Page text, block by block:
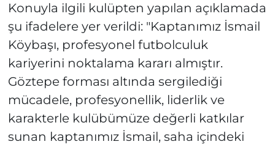
Konuyla ilgili kulüpten yapılan açıklamada
şu ifadelere yer verildi: "Kaptanımız İsmail
Köybaşı, profesyonel futbolculuk
kariyerini noktalama kararı almıştır.
Göztepe forması altında sergilediği
mücadele, profesyonellik, liderlik ve
karakterle kulübümüze değerli katkılar
sunan kaptanımız İsmail, saha içindeki